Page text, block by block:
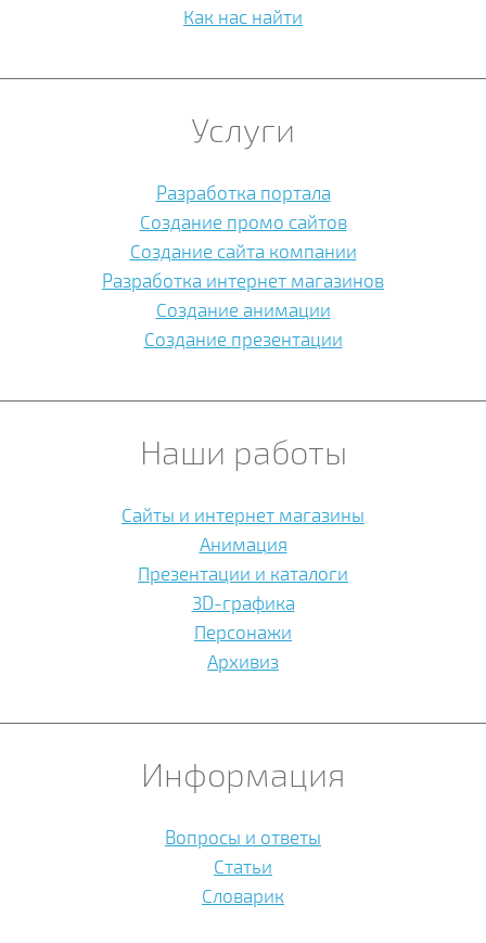
Как нас найти
Услуги
Разработка портала
Создание промо сайтов
Создание сайта компании
Разработка интернет магазинов
Создание анимации
Создание презентации
Наши работы
Сайты и интернет магазины
Анимация
Презентации и каталоги
3D-графика
Персонажи
Архивиз
Информация
Вопросы и ответы
Статьи
Словарик